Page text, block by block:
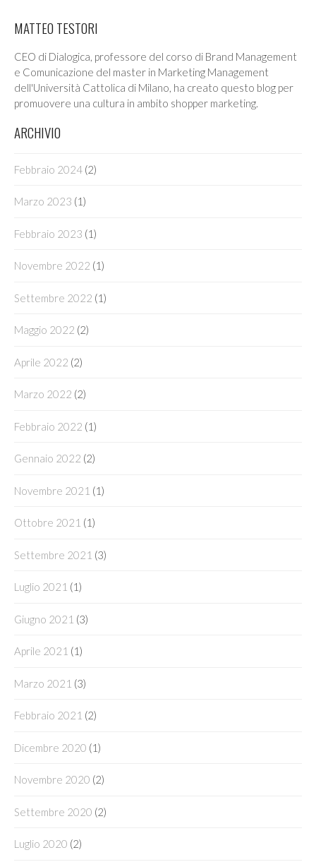
MATTEO TESTORI
CEO di Dialogica, professore del corso di Brand Management
e Comunicazione del master in Marketing Management
dell'Università Cattolica di Milano, ha creato questo blog per
promuovere una cultura in ambito shopper marketing.
ARCHIVIO
Febbraio 2024 (2)
Marzo 2023 (1)
Febbraio 2023 (1)
Novembre 2022 (1)
Settembre 2022 (1)
Maggio 2022 (2)
Aprile 2022 (2)
Marzo 2022 (2)
Febbraio 2022 (1)
Gennaio 2022 (2)
Novembre 2021 (1)
Ottobre 2021 (1)
Settembre 2021 (3)
Luglio 2021 (1)
Giugno 2021 (3)
Aprile 2021 (1)
Marzo 2021 (3)
Febbraio 2021 (2)
Dicembre 2020 (1)
Novembre 2020 (2)
Settembre 2020 (2)
Luglio 2020 (2)